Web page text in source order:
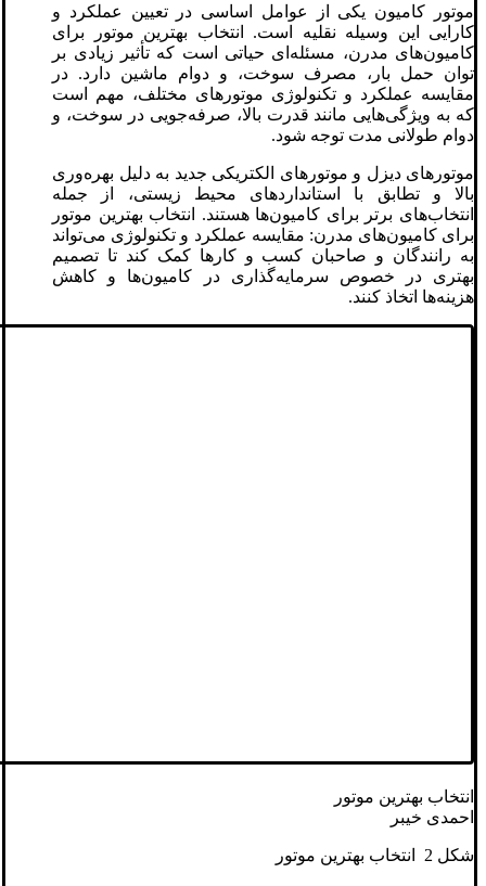
موتور کامیون یکی از عوامل اساسی در تعیین عملکرد و
کارایی این وسیله نقلیه است. انتخاب بهترین موتور برای
کامیون‌های مدرن، مسئله‌ای حیاتی است که تأثیر زیادی بر
توان حمل بار، مصرف سوخت، و دوام ماشین دارد. در
مقایسه عملکرد و تکنولوژی موتورهای مختلف، مهم است
که به ویژگی‌هایی مانند قدرت بالا، صرفه‌جویی در سوخت، و
دوام طولانی مدت توجه شود.
موتورهای دیزل و موتورهای الکتریکی جدید به دلیل بهره‌وری
بالا و تطابق با استانداردهای محیط زیستی، از جمله
انتخاب‌های برتر برای کامیون‌ها هستند. انتخاب بهترین موتور
برای کامیون‌های مدرن: مقایسه عملکرد و تکنولوژی می‌تواند
به رانندگان و صاحبان کسب و کارها کمک کند تا تصمیم
بهتری در خصوص سرمایه‌گذاری در کامیون‌ها و کاهش
هزینه‌ها اتخاذ کنند.
انتخاب بهترین موتور
احمدی خیبر
شکل 2 انتخاب بهترین موتور